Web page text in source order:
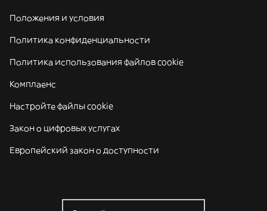
Положения и условия
Политика конфиденциальности
Политика использования файлов cookie
Комплаенс
Настройте файлы cookie
Закон о цифровых услугах
Европейский закон о доступности